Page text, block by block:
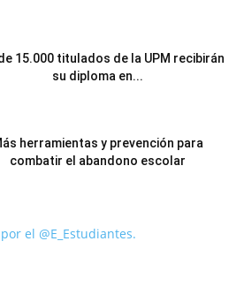
15.000 titulados de la UPM recibirán
su diploma en...
herramientas y prevención para
combatir el abandono escolar
el @E_Estudiantes.